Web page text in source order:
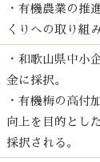
・有機農業の推
くりへの取り組
・和歌山県中小
金に採択。
・有機梅の高付
向上を目的とし
採択される。